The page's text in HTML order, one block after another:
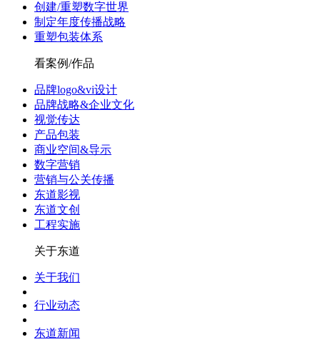
创建/重塑数字世界
制定年度传播战略
重塑包装体系
看案例/作品
品牌logo&vi设计
品牌战略&企业文化
视觉传达
产品包装
商业空间&导示
数字营销
营销与公关传播
东道影视
东道文创
工程实施
关于东道
关于我们
行业动态
东道新闻